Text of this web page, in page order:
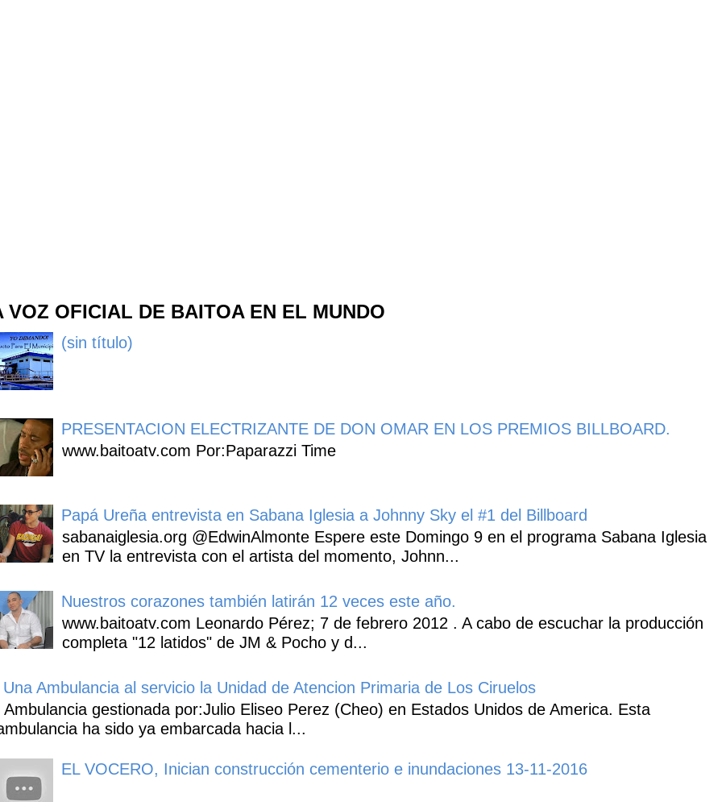
VOZ OFICIAL DE BAITOA EN EL MUNDO
(sin título)
PRESENTACION ELECTRIZANTE DE DON OMAR EN LOS PREMIOS BILLBOARD.
www.baitoatv.com Por:Paparazzi Time
Papá Ureña entrevista en Sabana Iglesia a Johnny Sky el #1 del Billboard
sabanaiglesia.org @EdwinAlmonte Espere este Domingo 9 en el programa Sabana Iglesia
en TV la entrevista con el artista del momento, Johnn...
Nuestros corazones también latirán 12 veces este año.
www.baitoatv.com Leonardo Pérez; 7 de febrero 2012 . A cabo de escuchar la producción
completa "12 latidos" de JM & Pocho y d...
Una Ambulancia al servicio la Unidad de Atencion Primaria de Los Ciruelos
Ambulancia gestionada por:Julio Eliseo Perez (Cheo) en Estados Unidos de America. Esta
ha sido ya embarcada hacia l...
EL VOCERO, Inician construcción cementerio e inundaciones 13-11-2016